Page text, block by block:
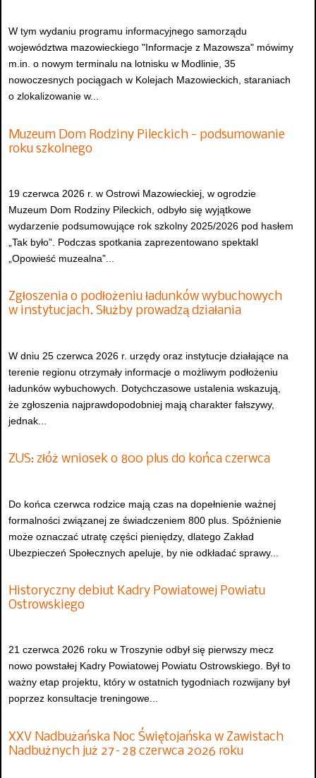
W tym wydaniu programu informacyjnego samorządu
województwa mazowieckiego "Informacje z Mazowsza" mówimy
m.in. o nowym terminalu na lotnisku w Modlinie, 35
nowoczesnych pociągach w Kolejach Mazowieckich, staraniach
o zlokalizowanie w...
Muzeum Dom Rodziny Pileckich - podsumowanie
roku szkolnego
19 czerwca 2026 r. w Ostrowi Mazowieckiej, w ogrodzie
Muzeum Dom Rodziny Pileckich, odbyło się wyjątkowe
wydarzenie podsumowujące rok szkolny 2025/2026 pod hasłem
„Tak było”. Podczas spotkania zaprezentowano spektakl
„Opowieść muzealna”...
Zgłoszenia o podłożeniu ładunków wybuchowych
w instytucjach. Służby prowadzą działania
W dniu 25 czerwca 2026 r. urzędy oraz instytucje działające na
terenie regionu otrzymały informacje o możliwym podłożeniu
ładunków wybuchowych. Dotychczasowe ustalenia wskazują,
że zgłoszenia najprawdopodobniej mają charakter fałszywy,
jednak...
ZUS: złóż wniosek o 800 plus do końca czerwca
Do końca czerwca rodzice mają czas na dopełnienie ważnej
formalności związanej ze świadczeniem 800 plus. Spóźnienie
może oznaczać utratę części pieniędzy, dlatego Zakład
Ubezpieczeń Społecznych apeluje, by nie odkładać sprawy...
Historyczny debiut Kadry Powiatowej Powiatu
Ostrowskiego
21 czerwca 2026 roku w Troszynie odbył się pierwszy mecz
nowo powstałej Kadry Powiatowej Powiatu Ostrowskiego. Był to
ważny etap projektu, który w ostatnich tygodniach rozwijany był
poprzez konsultacje treningowe...
XXV Nadbużańska Noc Świętojańska w Zawistach
Nadbużnych już 27–28 czerwca 2026 roku